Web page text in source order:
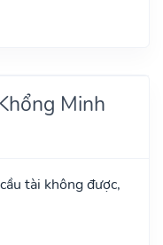
Minh
tài không được,